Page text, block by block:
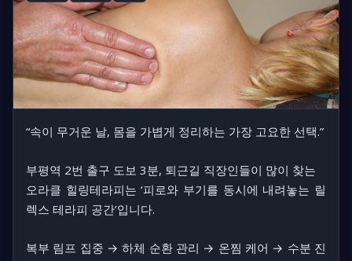
“속이 무거운 날, 몸을 가볍게 정리하는 가장 고요한 선택.”
부평역 2번 출구 도보 3분, 퇴근길 직장인들이 많이 찾는
오라클 힐링테라피는 ‘피로와 부기를 동시에 내려놓는 릴
렉스 테라피 공간’입니다.
복부 림프 집중 → 하체 순환 관리 → 온찜 케어 → 수분 진